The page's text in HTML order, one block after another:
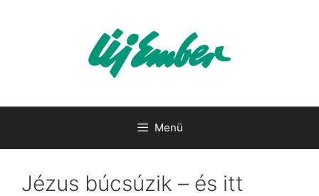
Menü
Jézus búcsúzik – és itt